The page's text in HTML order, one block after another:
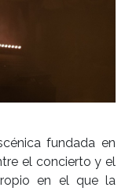
fundada en
el concierto y el
en el que la